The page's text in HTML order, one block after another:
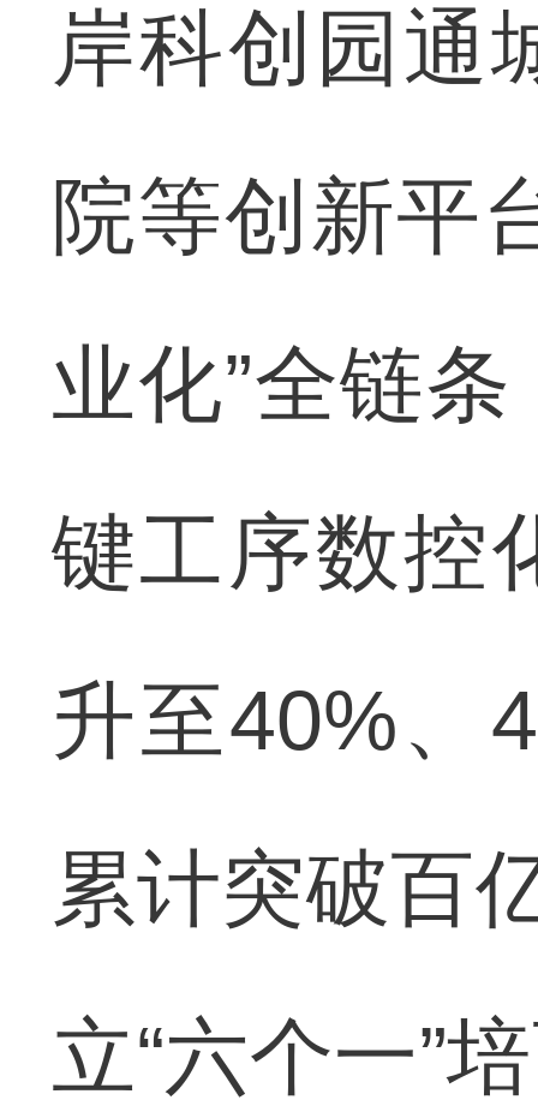
岸科创园通
院等创新平
业化”全链
键工序数控
升至40%、
累计突破百
立“六个一”